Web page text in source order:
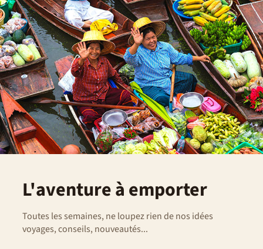
L'aventure à emporter
Toutes les semaines, ne loupez rien de nos idées
voyages, conseils, nouveautés...